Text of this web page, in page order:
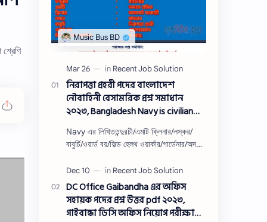
নিরাপত্তা প্রহরী পদের বাংলাদেশ
নৌবাহিনী বেসামরিক প্রশ্ন সমাধান
২০২৩, Bangladesh Navy is civilian
Security guard post job exam
question solution 2023
Navy এর লিখিততন্দুরচী/এমটি ক্লিনার/লস্কর/
বাবুর্চি/ওয়ার্ড বয়/ফিল্ড হেলথ ওয়ার্কার/গার্ডেনার/অদক্ষ
ওয়াসারম্যা…
DC Office Gaibandha এর অফিস
সহায়ক পদের প্রশ্ন উত্তর pdf ২০২৩,
গাইবান্ধা ডিসি অফিস নিয়োগ পরীক্ষা